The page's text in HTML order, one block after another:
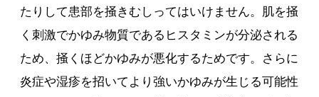
たりして患部を掻きむしってはいけません。肌を掻
く刺激でかゆみ物質であるヒスタミンが分泌される
ため、掻くほどかゆみが悪化するためです。さらに
炎症や湿疹を招いてより強いかゆみが生じる可能性